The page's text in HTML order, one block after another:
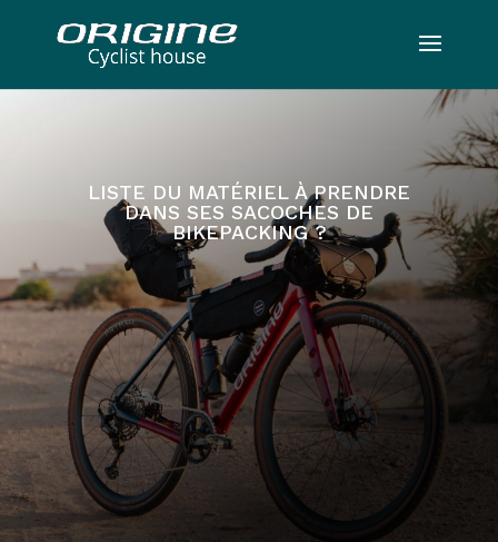
LISTE DU MATÉRIEL À PRENDRE
DANS SES SACOCHES DE
BIKEPACKING ?